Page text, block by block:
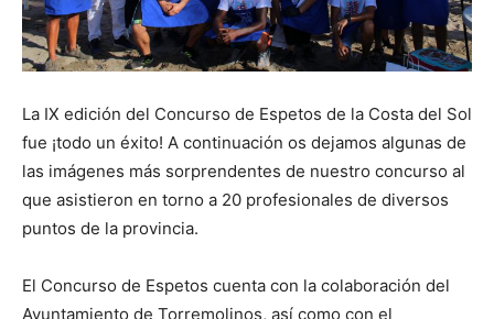
La IX edición del Concurso de Espetos de la Costa del Sol
fue ¡todo un éxito! A continuación os dejamos algunas de
las imágenes más sorprendentes de nuestro concurso al
que asistieron en torno a 20 profesionales de diversos
puntos de la provincia.
El Concurso de Espetos cuenta con la colaboración del
Ayuntamiento de Torremolinos, así como con el